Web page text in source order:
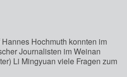
Hochmuth konnten im
Journalisten im Weinan
Li Mingyuan viele Fragen zum